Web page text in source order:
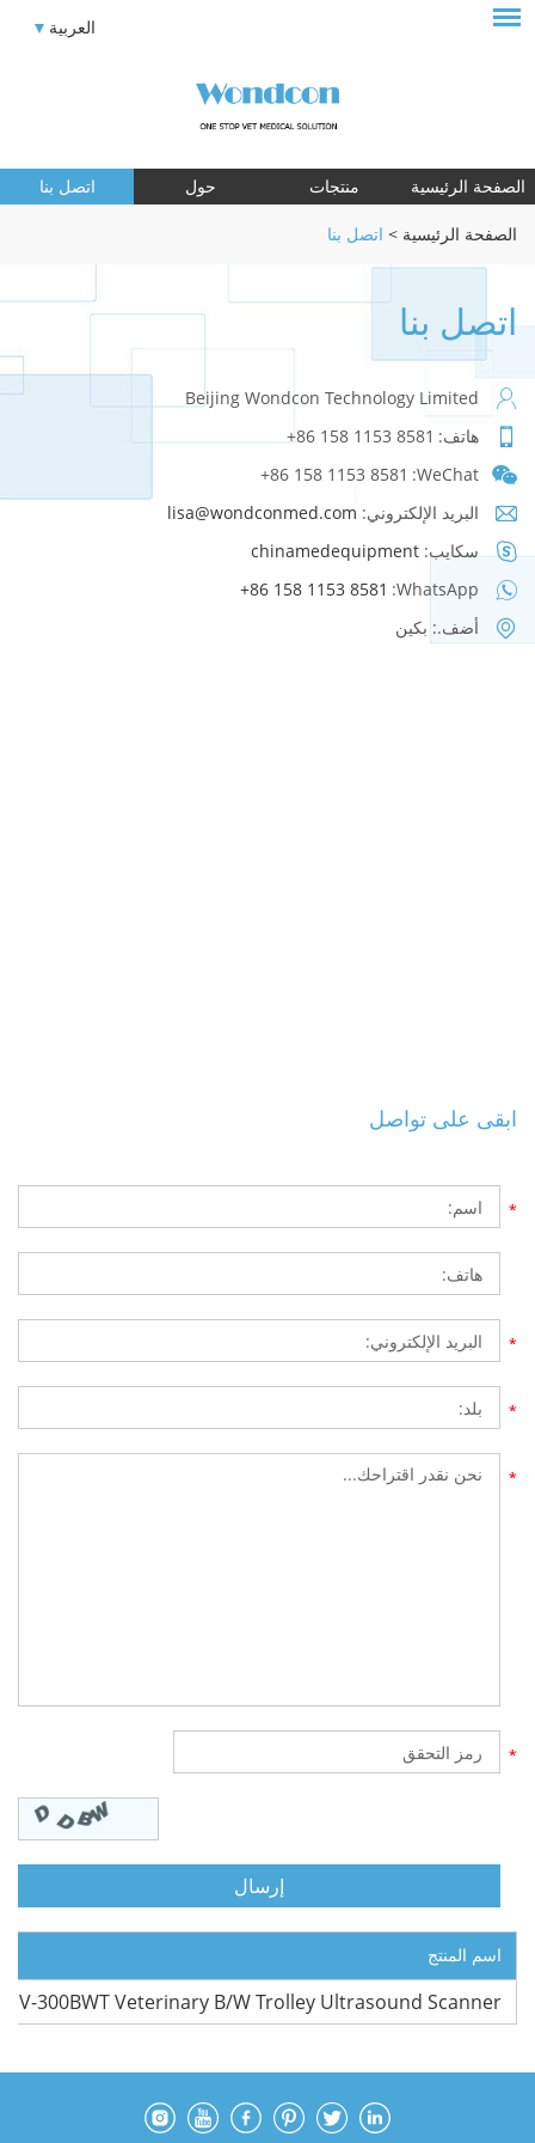
العربية
الصفحة الرئيسية منتجات حول اتصل بنا
الصفحة الرئيسية > اتصل بنا
اتصل بنا
Beijing Wondcon Technology Limited
هاتف: +86 158 1153 8581
WeChat:
+86 158 1153 8581
البريد الإلكتروني: lisa@wondconmed.com
سكايب: chinamedequipment
WhatsApp:
+86 158 1153 8581
أضف.: بكين
ابقى على تواصل
اسم المنتج
300BWT Veterinary B/W Trolley Ultrasound Scanner